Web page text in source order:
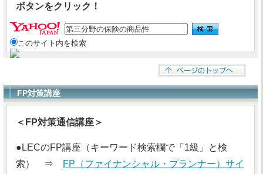
ボタンをクリック！
このサイト内を検索
FP対策講座
＜FP対策通信講座＞
●LECのFP講座（キーワード検索欄で「1級」と検
索） ⇒
FP（ファイナンシャル・プランナー）サイ